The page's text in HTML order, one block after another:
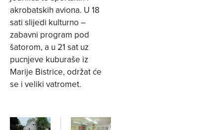
akrobatskih aviona. U 18
sati slijedi kulturno –
zabavni program pod
šatorom, a u 21 sat uz
pucnjeve kuburaše iz
Marije Bistrice, održat će
se i veliki vatromet.